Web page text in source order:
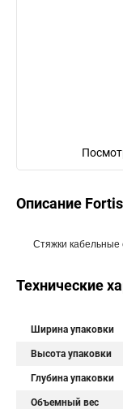
Описание
Стяжки
Технические
Ширина упаковки
Высота упаковки
Глубина упаковки
Объемный вес